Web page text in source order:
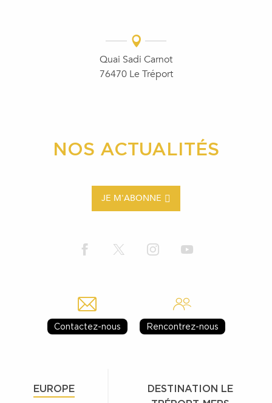
Quai Sadi Carnot
76470 Le Tréport
NOS ACTUALITÉS
JE M'ABONNE
Contactez-nous Rencontrez-nous
EUROPE
DESTINATION LE